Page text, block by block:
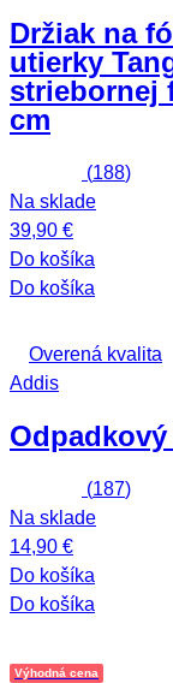
Držiak na
utierky
striebornej
cm
(188)
Na sklade
39,90 €
Do košíka
Do košíka
Overená kvalita
Addis
(187)
Na sklade
14,90 €
Do košíka
Do košíka
Výhodná cena